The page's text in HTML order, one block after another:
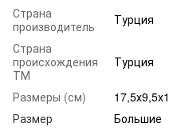
Страна
производитель
Турция
Страна
происхождения
ТМ
Турция
Размеры (см)
17,5х9,5х1
Размер
Большие